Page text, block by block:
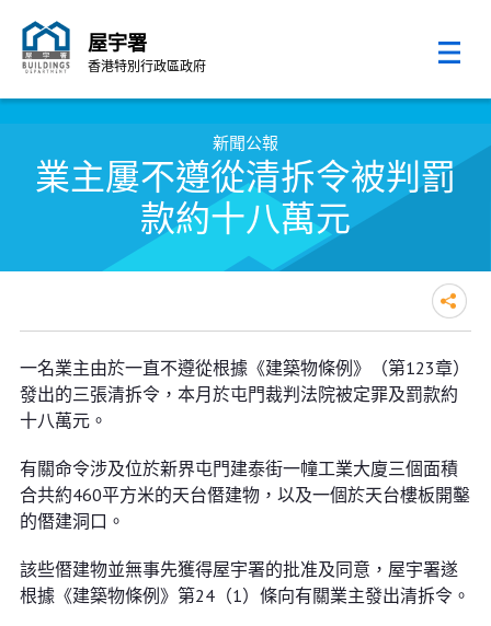
屋宇署
香港特別行政區政府
新聞公報
業主屢不遵從清拆令被判罰
款約十八萬元
業主屢不遵從清拆令被判罰款約十
八萬元
一名業主由於一直不遵從根據《建築物條例》（第123章）
發出的三張清拆令，本月於屯門裁判法院被定罪及罰款約
十八萬元。
有關命令涉及位於新界屯門建泰街一幢工業大廈三個面積
合共約460平方米的天台僭建物，以及一個於天台樓板開鑿
的僭建洞口。
該些僭建物並無事先獲得屋宇署的批准及同意，屋宇署遂
根據《建築物條例》第24（1）條向有關業主發出清拆令。